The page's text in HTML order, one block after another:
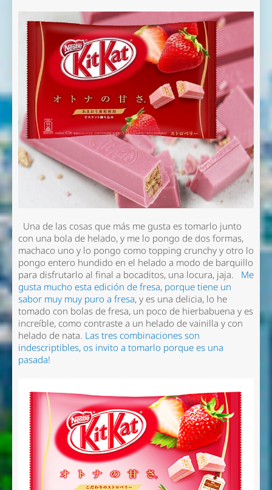
Una de las cosas que más me gusta estomarlo junto
con una bola de helado, y me lo pongo de dos formas,
machaco uno y lo pongo como topping crunchy y otro lo
pongo entero hundido en el helado a modo de barquillo
para disfrutarlo al final a bocaditos, una locura, jaja. Me
gusta mucho esta edición de fresa, porque tiene un
sabor muy muy puro a fresa, y es una delicia, lo he
tomado con bolas de fresa, un poco de hierbabuena y es
increíble, como contraste a un helado de vainilla y con
helado de nata. Las tres combinaciones son
indescriptibles, os invito a tomarlo porque es una
pasada!